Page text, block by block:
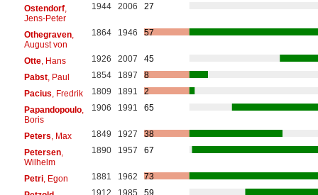
Ostendorf,
Jens-Peter
1944 2006 27
Othegraven,
August von
1864 1946 57
Otte, Hans 1926 2007
45
Pabst, Paul 1854 1897
8
Pacius , Fredrik 1809 1891
2
Papandopoulo,
Boris
1906 1991 65
Peters , Max 1849 1927
38
Petersen,
Wilhelm
1890 1957 67
Petri, Egon 1881 1962
73
1912 1985 59